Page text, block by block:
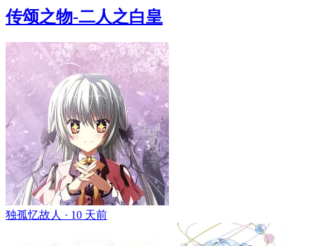
传颂之物-二人之白皇
独孤忆故人 · 10 天前